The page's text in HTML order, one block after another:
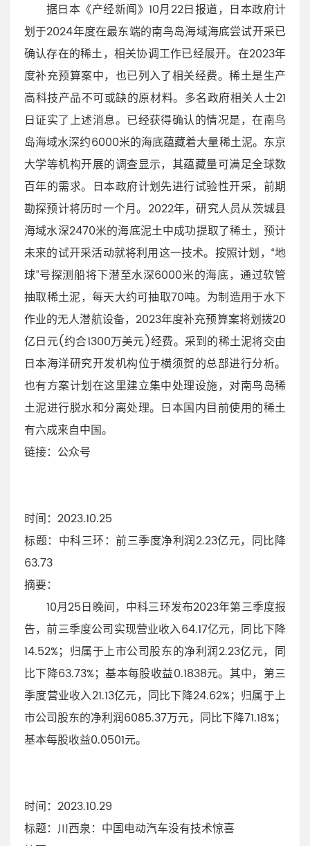
据日本《产经新闻》10月22日报道，日本政府计
划于2024年度在最东端的南鸟岛海域海底尝试开采已
确认存在的稀土，相关协调工作已经展开。在2023年
度补充预算案中，也已列入了相关经费。稀土是生产
高科技产品不可或缺的原材料。多名政府相关人士21
日证实了上述消息。已经获得确认的情况是，在南鸟
岛海域水深约6000米的海底蕴藏着大量稀土泥。东京
大学等机构开展的调查显示，其蕴藏量可满足全球数
百年的需求。日本政府计划先进行试验性开采，前期
勘探预计将历时一个月。2022年，研究人员从茨城县
海域水深2470米的海底泥土中成功提取了稀土，预计
未来的试开采活动就将利用这一技术。按照计划，“地
球”号探测船将下潜至水深6000米的海底，通过软管
抽取稀土泥，每天大约可抽取70吨。为制造用于水下
作业的无人潜航设备，2023年度补充预算案将划拨20
亿日元(约合1300万美元)经费。采到的稀土泥将交由
日本海洋研究开发机构位于横须贺的总部进行分析。
也有方案计划在这里建立集中处理设施，对南鸟岛稀
土泥进行脱水和分离处理。日本国内目前使用的稀土
有六成来自中国。
链接： 公众号
时间：2023.10.25
标题：中科三环：前三季度净利润2.23亿元，同比降
63.73
摘要：
10月25日晚间，中科三环发布2023年第三季度报
告，前三季度公司实现营业收入64.17亿元，同比下降
14.52%；归属于上市公司股东的净利润2.23亿元，同
比下降63.73%；基本每股收益0.1838元。其中，第三
季度营业收入21.13亿元，同比下降24.62%；归属于上
市公司股东的净利润6085.37万元，同比下降71.18%；
基本每股收益0.0501元。
时间：2023.10.29
标题：川西泉：中国电动汽车没有技术惊喜